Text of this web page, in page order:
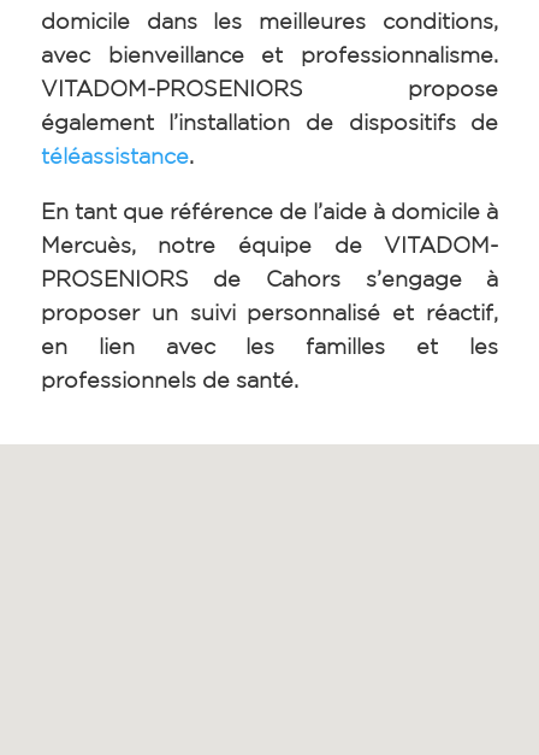
domicile dans les meilleures conditions,
avec bienveillance et professionnalisme.
VITADOM-PROSENIORS propose
également l’installation de dispositifs de
téléassistance.
En tant que référence de l’aide à domicile à
Mercuès, notre équipe de VITADOM-
PROSENIORS de Cahors s’engage à
proposer un suivi personnalisé et réactif,
en lien avec les familles et les
professionnels de santé.